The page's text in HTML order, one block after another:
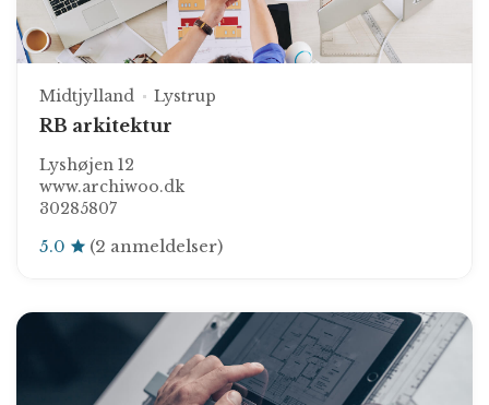
Midtjylland Lystrup
RB arkitektur
Lyshøjen 12
www.archiwoo.dk
30285807
5.0 (2 anmeldelser)